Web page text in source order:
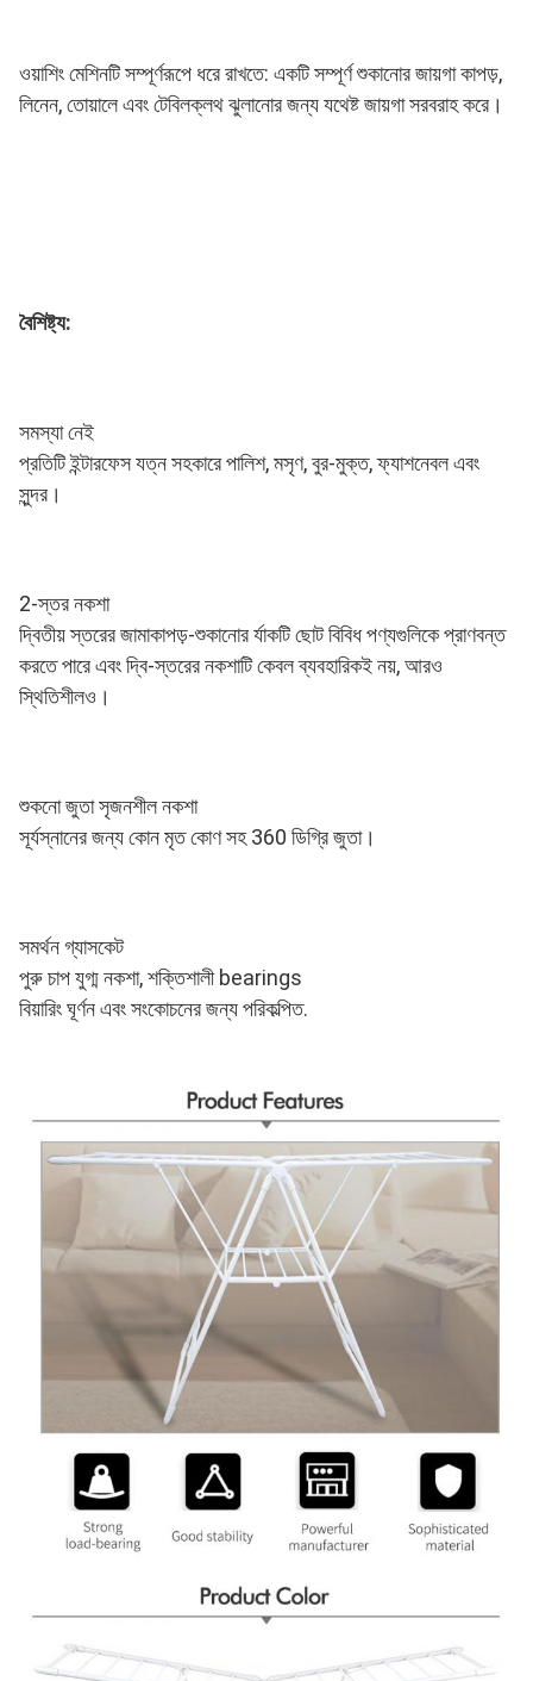
ওয়াশিং মেশিনটি সম্পূর্ণরূপে ধরে রাখতে: একটি সম্পূর্ণ শুকানোর জায়গা কাপড়,
লিনেন, তোয়ালে এবং টেবিলক্লথ ঝুলানোর জন্য যথেষ্ট জায়গা সরবরাহ করে।
বৈশিষ্ট্য:
সমস্যা নেই
প্রতিটি ইন্টারফেস যত্ন সহকারে পালিশ, মসৃণ, বুর-মুক্ত, ফ্যাশনেবল এবং
সুন্দর।
2-স্তর নকশা
দ্বিতীয় স্তরের জামাকাপড়-শুকানোর র্যাকটি ছোট বিবিধ পণ্যগুলিকে প্রাণবন্ত
করতে পারে এবং দ্বি-স্তরের নকশাটি কেবল ব্যবহারিকই নয়, আরও
স্থিতিশীলও।
শুকনো জুতা সৃজনশীল নকশা
সূর্যস্নানের জন্য কোন মৃত কোণ সহ 360 ডিগ্রি জুতা।
সমর্থন গ্যাসকেট
পুরু চাপ যুগ্ম নকশা, শক্তিশালী bearings
বিয়ারিং ঘূর্ণন এবং সংকোচনের জন্য পরিকল্পিত.